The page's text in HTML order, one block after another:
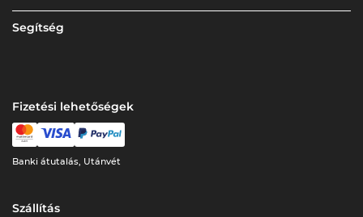
Segítség
Fizetési lehetőségek
Banki átutalás, Utánvét
Szállítás